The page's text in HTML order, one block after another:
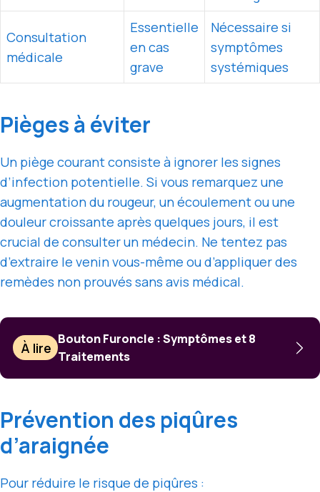
Consultation
médicale
Essentielle
en cas
grave
Nécessaire si
symptômes
systémiques
Pièges à éviter
Un piège courant consiste à ignorer les signes
d’infection potentielle. Si vous remarquez une
augmentation du rougeur, un écoulement ou une
douleur croissante après quelques jours, il est
crucial de consulter un médecin. Ne tentez pas
d’extraire le venin vous-même ou d’appliquer des
remèdes non prouvés sans avis médical.
À lire
Bouton Furoncle : Symptômes et 8
Traitements
Prévention des piqûres
d’araignée
Pour réduire le risque de piqûres :